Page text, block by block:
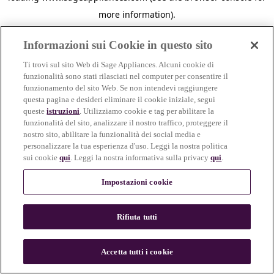
more information).
n
Informazioni sui Cookie in questo sito
Ti trovi sul sito Web di Sage Appliances. Alcuni cookie di
funzionalità sono stati rilasciati nel computer per consentire il
funzionamento del sito Web. Se non intendevi raggiungere
questa pagina e desideri eliminare il cookie iniziale, segui
questeistruzioni. Utilizziamo cookie e tag per abilitare la
funzionalità del sito, analizzare il nostro traffico, proteggere il
nostro sito, abilitare la funzionalità dei social media e
personalizzare la tua esperienza d'uso. Leggi la nostra politica
sui cookiequi. Leggi la nostra informativa sulla privacyqui.
Impostazioni cookie
Rifiuta tutti
Accetta tutti i cookie